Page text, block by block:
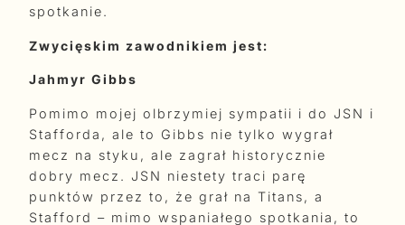
spotkanie.
Zwycięskim zawodnikiem jest:
Jahmyr Gibbs
Pomimo mojej olbrzymiej sympatii i do JSN i
Stafforda, ale to Gibbs nie tylko wygrał
mecz na styku, ale zagrał historycznie
dobry mecz. JSN niestety traci parę
punktów przez to, że grał na Titans, a
Stafford – mimo wspaniałego spotkania, to